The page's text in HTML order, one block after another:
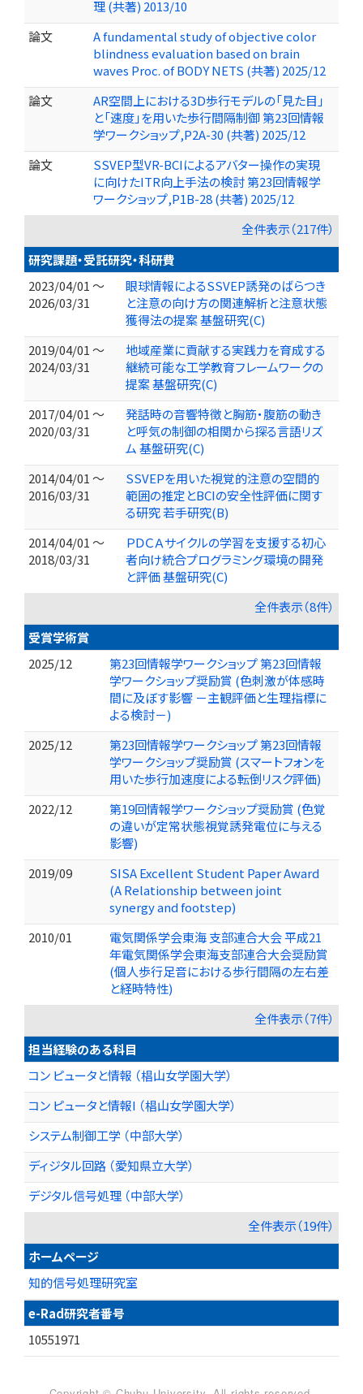
理 (共著) 2013/10
論文
A fundamental study of objective color
blindness evaluation based on brain
waves Proc. of BODY NETS (共著) 2025/12
論文
AR空間上における3D歩行モデルの「見た目」
と「速度」を用いた歩行間隔制御 第23回情報
学ワークショップ,P2A-30 (共著) 2025/12
論文
SSVEP型VR-BCIによるアバター操作の実現
に向けたITR向上手法の検討 第23回情報学
ワークショップ,P1B-28 (共著) 2025/12
全件表示（217件）
研究課題・受託研究・科研費
2023/04/01 ～
2026/03/31
眼球情報によるSSVEP誘発のばらつき
と注意の向け方の関連解析と注意状態
獲得法の提案 基盤研究(C)
2019/04/01 ～
2024/03/31
地域産業に貢献する実践力を育成する
継続可能な工学教育フレームワークの
提案 基盤研究(C)
2017/04/01 ～
2020/03/31
発話時の音響特徴と胸筋・腹筋の動き
と呼気の制御の相関から探る言語リズ
ム 基盤研究(C)
2014/04/01 ～
2016/03/31
SSVEPを用いた視覚的注意の空間的
範囲の推定とBCIの安全性評価に関す
る研究 若手研究(B)
2014/04/01 ～
2018/03/31
ＰＤＣＡサイクルの学習を支援する初心
者向け統合プログラミング環境の開発
と評価 基盤研究(C)
全件表示（8件）
受賞学術賞
2025/12
第23回情報学ワークショップ 第23回情報
学ワークショップ奨励賞 (色刺激が体感時
間に及ぼす影響 －主観評価と生理指標に
よる検討－)
2025/12
第23回情報学ワークショップ 第23回情報
学ワークショップ奨励賞 (スマートフォンを
用いた歩行加速度による転倒リスク評価)
2022/12
第19回情報学ワークショップ奨励賞 (色覚
の違いが定常状態視覚誘発電位に与える
影響)
2019/09
SISA Excellent Student Paper Award
(A Relationship between joint
synergy and footstep)
2010/01
電気関係学会東海 支部連合大会 平成21
年電気関係学会東海支部連合大会奨励賞
(個人歩行足音における歩行間隔の左右差
と経時特性)
全件表示（7件）
担当経験のある科目
コン ピュータと情報 （椙山女学園大学）
コン ピュータと情報I （椙山女学園大学）
システム制御工学 （中部大学）
ディジタル回路 （愛知県立大学）
デジタル信号処理 （中部大学）
全件表示（19件）
ホームページ
知的信号処理研究室
e-Rad研究者番号
10551971